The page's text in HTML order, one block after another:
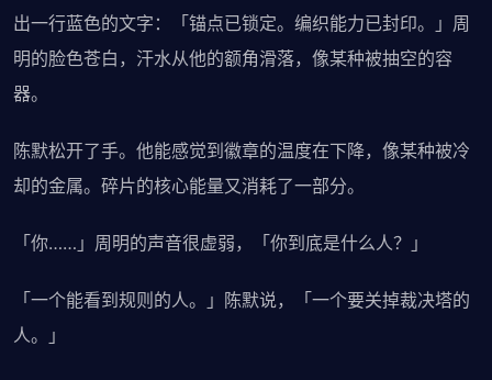
出一行蓝色的文字：「锚点已锁定。编织能力已封印。」周
明的脸色苍白，汗水从他的额角滑落，像某种被抽空的容
器。
陈默松开了手。他能感觉到徽章的温度在下降，像某种被冷
却的金属。碎片的核心能量又消耗了一部分。
「你……」周明的声音很虚弱，「你到底是什么人？」
「一个能看到规则的人。」陈默说，「一个要关掉裁决塔的
人。」